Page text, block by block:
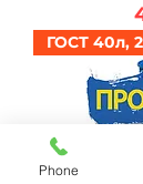
ГОСТ 40л,
Phone